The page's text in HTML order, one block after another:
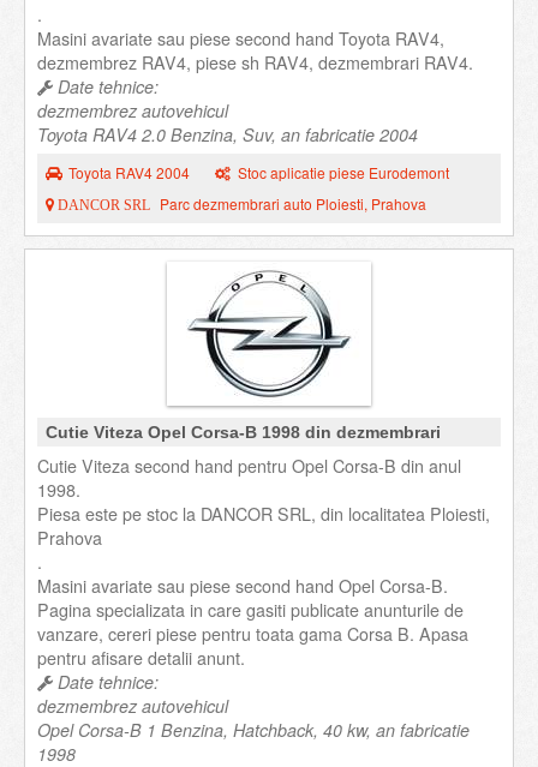
.
Masini avariate sau piese second hand Toyota RAV4,
dezmembrez RAV4, piese sh RAV4, dezmembrari RAV4.
Date tehnice:
dezmembrez autovehicul
Toyota RAV4 2.0 Benzina, Suv, an fabricatie 2004
Toyota RAV4 2004 Stoc aplicatie piese Eurodemont
DANCOR SRL Parc dezmembrari auto Ploiesti, Prahova
Cutie Viteza Opel Corsa-B 1998 din dezmembrari
Cutie Viteza second hand pentru Opel Corsa-B din anul
1998.
Piesa este pe stoc la DANCOR SRL, din localitatea Ploiesti,
Prahova
.
Masini avariate sau piese second hand Opel Corsa-B.
Pagina specializata in care gasiti publicate anunturile de
vanzare, cereri piese pentru toata gama Corsa B. Apasa
pentru afisare detalii anunt.
Date tehnice:
dezmembrez autovehicul
Opel Corsa-B 1 Benzina, Hatchback, 40 kw, an fabricatie
1998